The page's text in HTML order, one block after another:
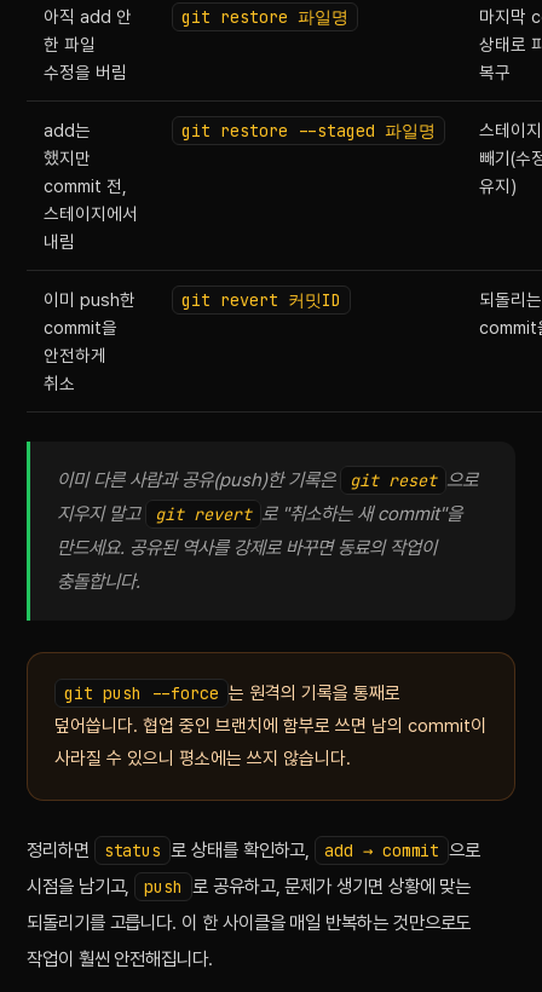
아직 add 안
한 파일
수정을 버림
git restore 파일명
마지막
상태로
복구
add는
했지만
commit 전,
스테이지에서
내림
git restore --staged 파일명
스테이
빼기(수
유지)
이미 push한
commit을
안전하게
취소
git revert 커밋ID
되돌리
commit
이미 다른 사람과 공유(push)한 기록은 git reset 으로
지우지 말고
git revert 로 "취소하는 새 commit"을
만드세요. 공유된 역사를 강제로 바꾸면 동료의 작업이
충돌합니다.
git push --force 는 원격의 기록을 통째로
덮어씁니다. 협업 중인 브랜치에 함부로 쓰면 남의 commit이
사라질 수 있으니 평소에는 쓰지 않습니다.
정리하면 status 로 상태를 확인하고, add → commit 으로
시점을 남기고,
push 로 공유하고, 문제가 생기면 상황에 맞는
되돌리기를 고릅니다. 이 한 사이클을 매일 반복하는 것만으로도
작업이 훨씬 안전해집니다.